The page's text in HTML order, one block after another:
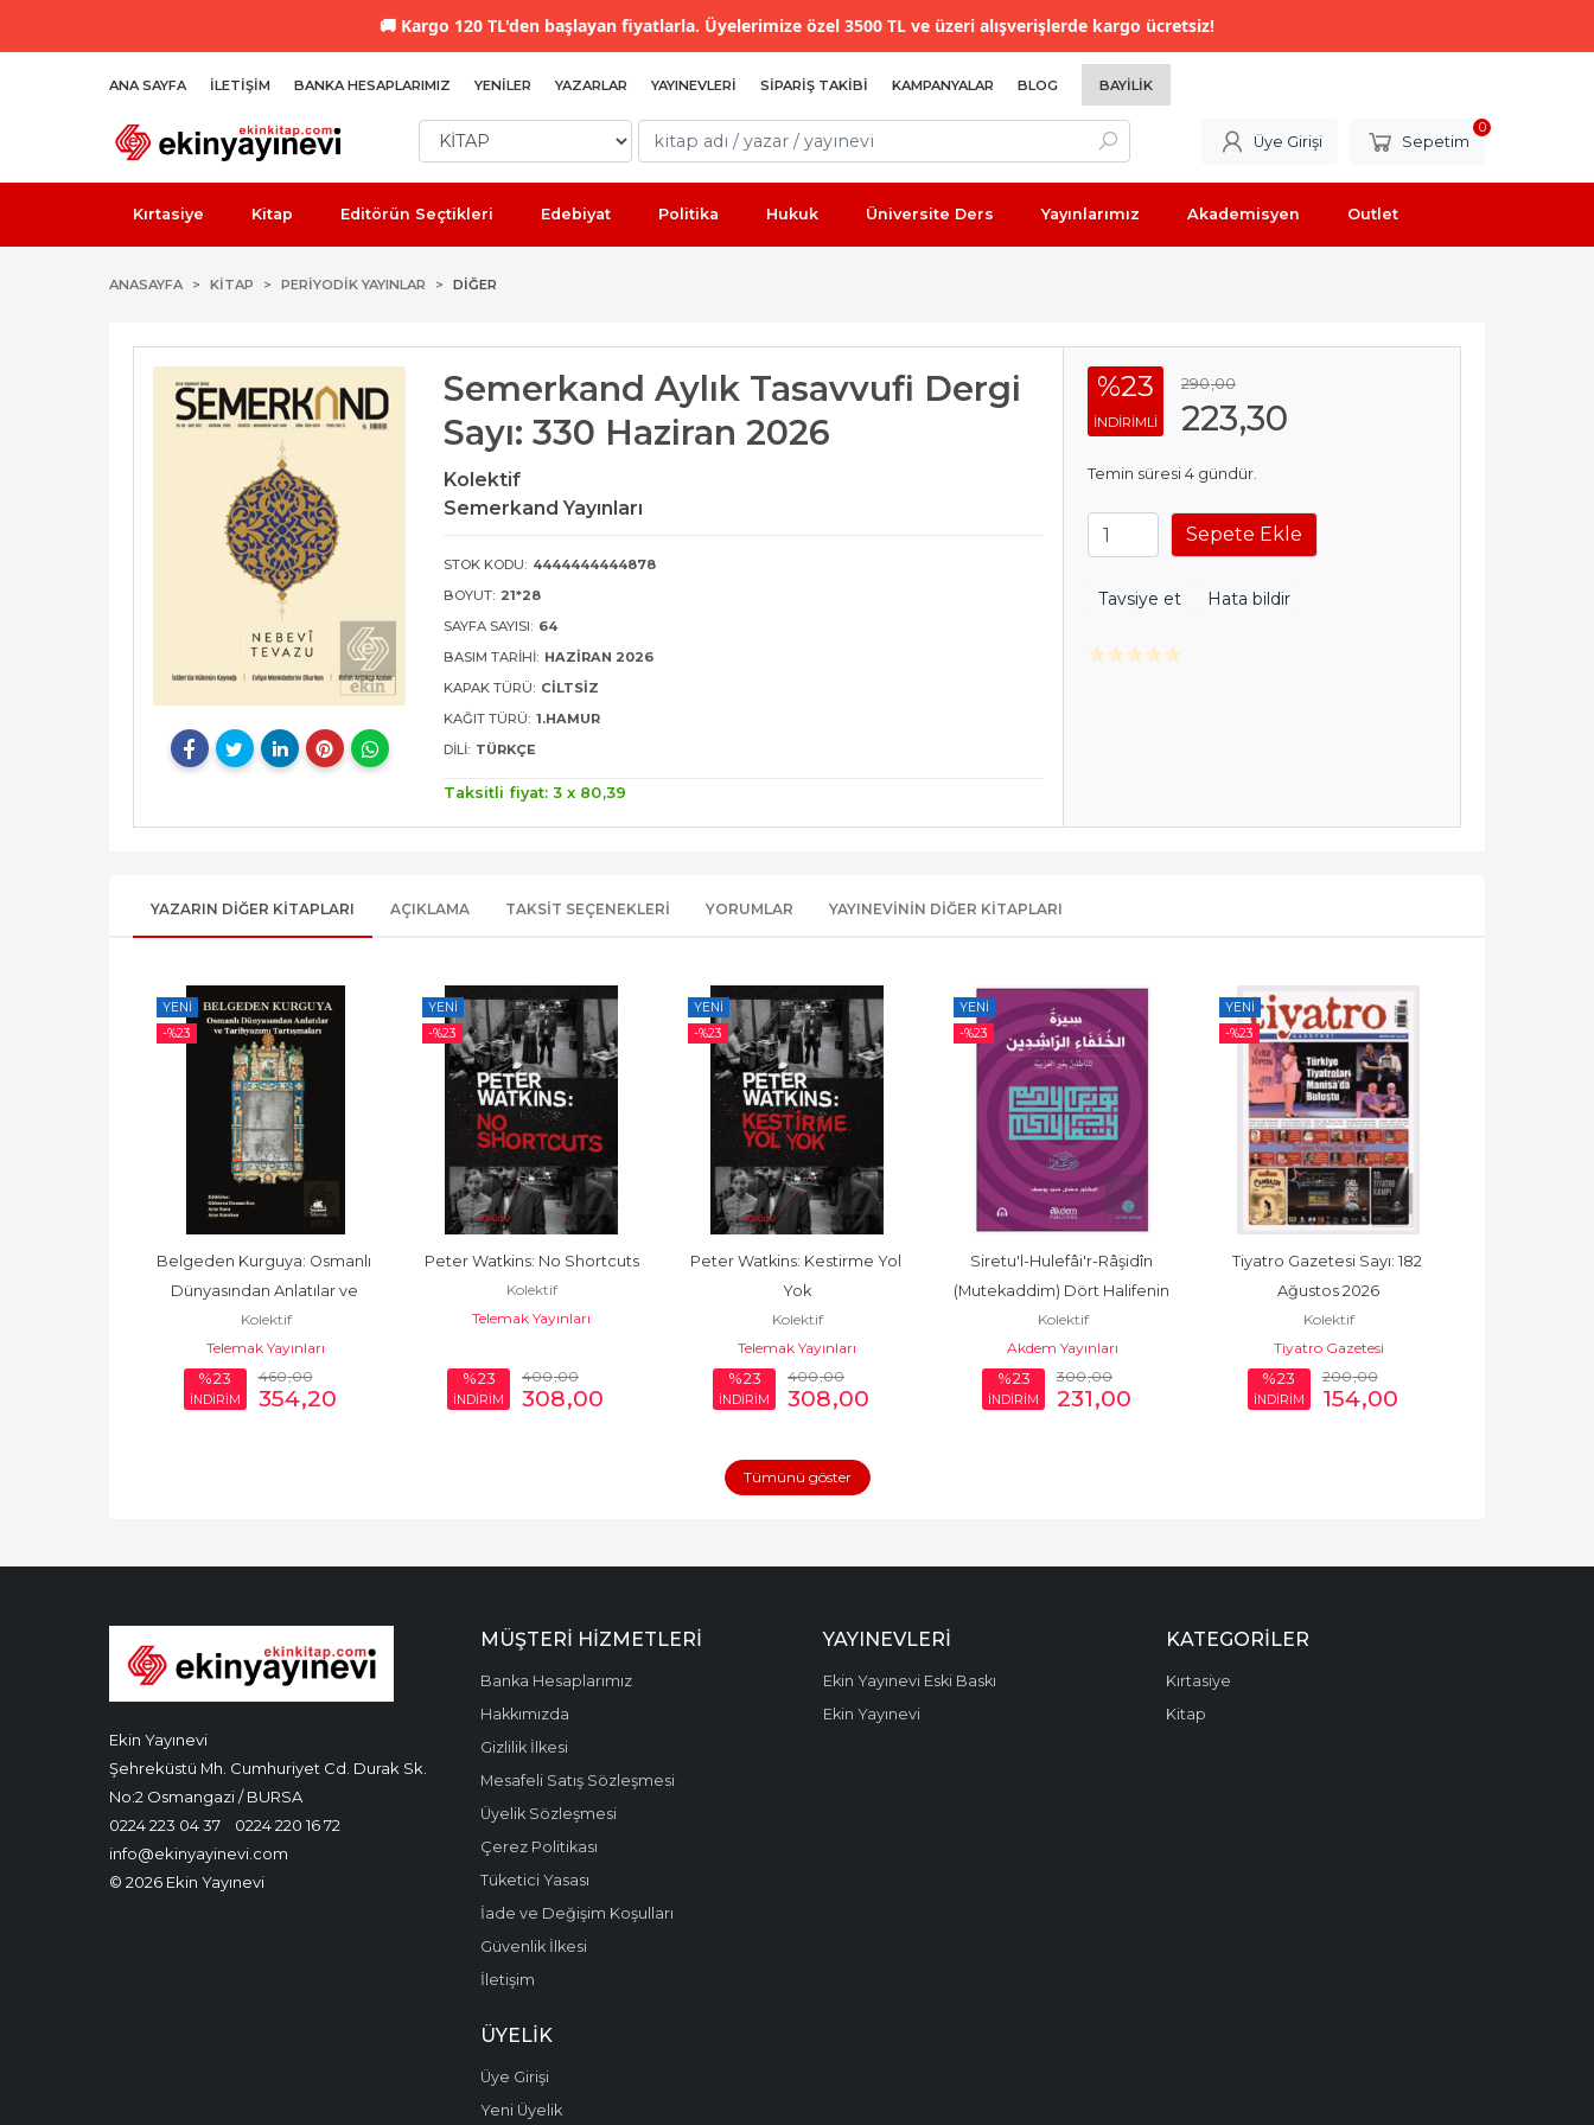
🚚 Kargo 120 TL'den başlayan fiyatlarla. Üyelerimize özel 3500 TL ve üzeri alışverişlerde kargo ücretsiz!
ANA SAYFA İLETIŞIM BANKA HESAPLARIMIZ YENILER YAZARLAR YAYINEVLERI SIPARIŞ TAKIBI KAMPANYALAR BLOG BAYILIK
Üye Girişi Sepetim
0
Kırtasiye Kitap Editörün Seçtikleri Edebiyat Politika Hukuk Üniversite Ders Yayınlarımız Akademisyen Outlet
ANASAYFA KİTAP PERIYODIK YAYINLAR DIĞER
Semerkand Aylık Tasavvufi Dergi
Sayı: 330 Haziran 2026
Kolektif
Semerkand Yayınları
STOK KODU: 4444444444878
BOYUT: 21*28
SAYFA SAYISI: 64
BASIM TARIHI: HAZIRAN 2026
KAPAK TÜRÜ: CILTSIZ
KAĞIT TÜRÜ: 1.HAMUR
DILI: TÜRKÇE
Taksitli fiyat: 3 x 80,39
%23
INDIRIMLI
290,00
223,30
Temin süresi 4 gündür.
Sepete Ekle
Tavsiye et Hata bildir
YAZARIN DIĞER KITAPLARI AÇIKLAMA TAKSIT SEÇENEKLERI YORUMLAR YAYINEVININ DIĞER KITAPLARI
YENI
-%23
Belgeden Kurguya: Osmanlı
Dünyasından Anlatılar ve
Tarihyazımı Tartışmaları
Kolektif
Telemak Yayınları
%23
İNDİRİM
460,00
354,20
YENI
-%23
Peter Watkins: No Shortcuts
Kolektif
Telemak Yayınları
%23
İNDİRİM
400,00
308,00
YENI
-%23
Peter Watkins: Kestirme Yol
Yok
Kolektif
Telemak Yayınları
%23
İNDİRİM
400,00
308,00
YENI
-%23
Siretu'l-Hulefâi'r-Râşidîn
(Mutekaddim) Dört Halifenin
(r.anhum) Hayatı...
Kolektif
Akdem Yayınları
%23
İNDİRİM
300,00
231,00
YENI
-%23
Tiyatro Gazetesi Sayı: 182
Ağustos 2026
Kolektif
Tiyatro Gazetesi
%23
İNDİRİM
200,00
154,00
Tümünü göster
Ekin Yayınevi
Şehreküstü Mh. Cumhuriyet Cd. Durak Sk.
No:2 Osmangazi / BURSA
0224 223 04 37
0224 220 16 72
info@ekinyayinevi.com
© 2026 Ekin Yayınevi
MÜŞTERI HIZMETLERI
Banka Hesaplarımız
Hakkımızda
Gizlilik İlkesi
Mesafeli Satış Sözleşmesi
Üyelik Sözleşmesi
Çerez Politikası
Tüketici Yasası
İade ve Değişim Koşulları
Güvenlik İlkesi
İletişim
YAYINEVLERI
Ekin Yayınevi Eski Baskı
Ekin Yayınevi
KATEGORILER
Kırtasiye
Kitap
ÜYELIK
Üye Girişi
Yeni Üyelik